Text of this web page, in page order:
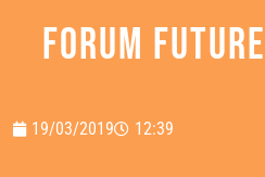
Forum
19/03/2019 12:39